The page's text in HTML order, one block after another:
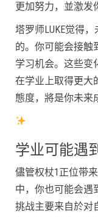
更加努力，並激发
塔罗师LUKE觉得
的。你可能会接触
学习机会。这些变
在学业上取得更大
態度，將是你未来
学业可能遇
儘管权杖1正位带
中，你也可能会遇
挑战主要来自於对